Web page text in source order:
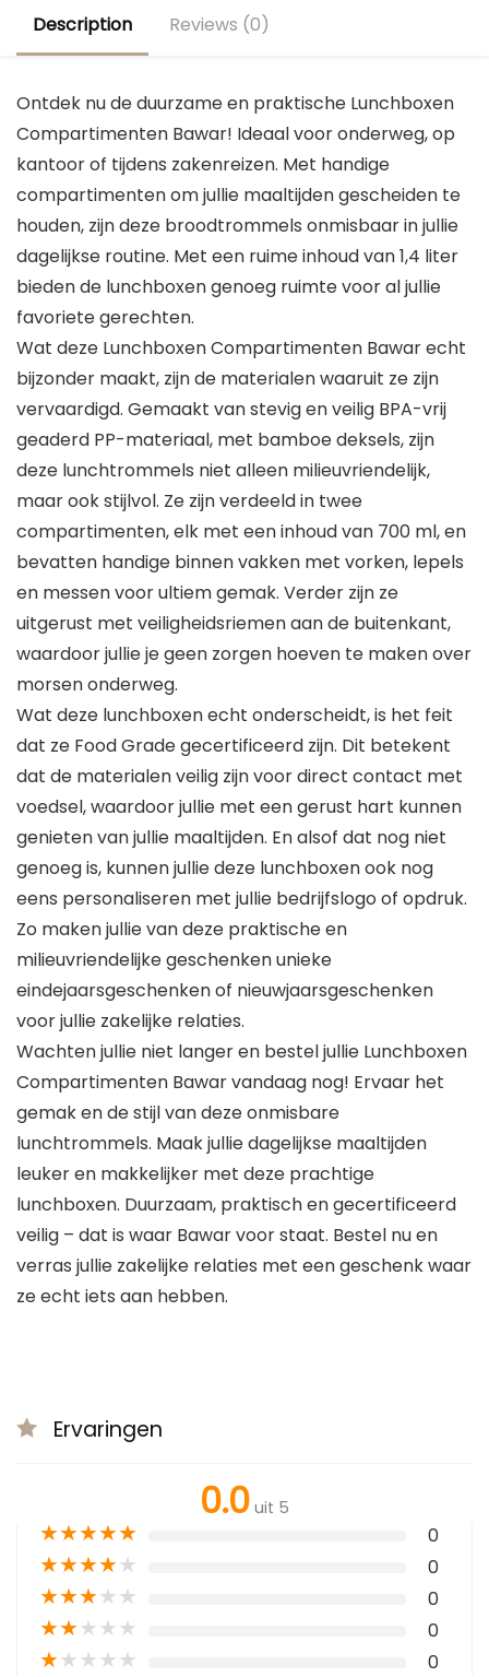
Description Reviews (0)
Ontdek nu de duurzame en praktische Lunchboxen
Compartimenten Bawar! Ideaal voor onderweg, op
kantoor of tijdens zakenreizen. Met handige
compartimenten om jullie maaltijden gescheiden te
houden, zijn deze broodtrommels onmisbaar in jullie
dagelijkse routine. Met een ruime inhoud van 1,4 liter
bieden de lunchboxen genoeg ruimte voor al jullie
favoriete gerechten.
Wat deze Lunchboxen Compartimenten Bawar echt
bijzonder maakt, zijn de materialen waaruit ze zijn
vervaardigd. Gemaakt van stevig en veilig BPA-vrij
geaderd PP-materiaal, met bamboe deksels, zijn
deze lunchtrommels niet alleen milieuvriendelijk,
maar ook stijlvol. Ze zijn verdeeld in twee
compartimenten, elk met een inhoud van 700 ml, en
bevatten handige binnen vakken met vorken, lepels
en messen voor ultiem gemak. Verder zijn ze
uitgerust met veiligheidsriemen aan de buitenkant,
waardoor jullie je geen zorgen hoeven te maken over
morsen onderweg.
Wat deze lunchboxen echt onderscheidt, is het feit
dat ze Food Grade gecertificeerd zijn. Dit betekent
dat de materialen veilig zijn voor direct contact met
voedsel, waardoor jullie met een gerust hart kunnen
genieten van jullie maaltijden. En alsof dat nog niet
genoeg is, kunnen jullie deze lunchboxen ook nog
eens personaliseren met jullie bedrijfslogo of opdruk.
Zo maken jullie van deze praktische en
milieuvriendelijke geschenken unieke
eindejaarsgeschenken of nieuwjaarsgeschenken
voor jullie zakelijke relaties.
Wachten jullie niet langer en bestel jullie Lunchboxen
Compartimenten Bawar vandaag nog! Ervaar het
gemak en de stijl van deze onmisbare
lunchtrommels. Maak jullie dagelijkse maaltijden
leuker en makkelijker met deze prachtige
lunchboxen. Duurzaam, praktisch en gecertificeerd
veilig – dat is waar Bawar voor staat. Bestel nu en
verras jullie zakelijke relaties met een geschenk waar
ze echt iets aan hebben.
Ervaringen
0.0 uit 5
★★★★★ 0
★★★★★ 0
★★★★★ 0
★★★★★ 0
★★★★★ 0